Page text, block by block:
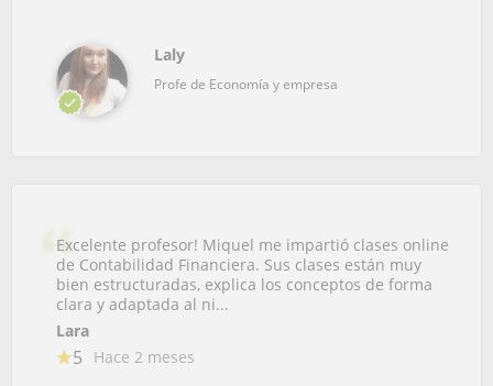
Laly
Profe de Economía y empresa
Excelente profesor! Miquel me impartió clases online
de Contabilidad Financiera. Sus clases están muy
bien estructuradas, explica los conceptos de forma
clara y adaptada al ni...
Lara
5 Hace 2 meses